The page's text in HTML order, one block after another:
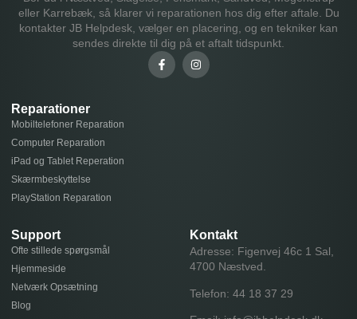
eller Karrebæk, så klarer vi reparationen hos dig efter aftale. Du
kontakter JB Helpdesk, vælger en placering, og en tekniker kan
sendes direkte til dig på et aftalt tidspunkt.
Reparationer
Mobiltelefoner Reparation
Computer Reparation
iPad og Tablet Reperation
Skærmbeskyttelse
PlayStation Reparation
Support
Ofte stillede spørgsmål
Hjemmeside
Netværk Opsætning
Blog
Kontakt
Adresse: Figenvej 46c 1 Sal,
4700 Næstved.
Telefon: 44 18 37 29